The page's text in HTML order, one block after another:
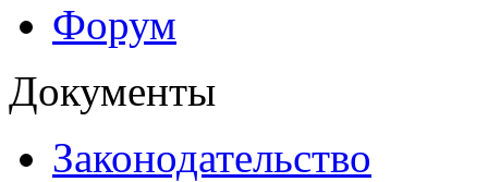
Форум
Документы
Законодательство